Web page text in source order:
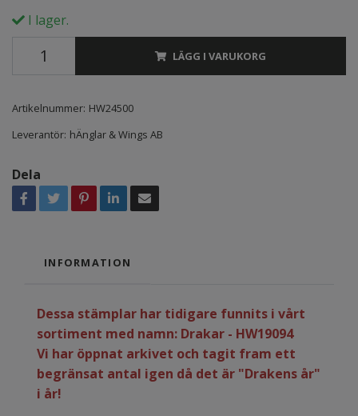
I lager.
LÄGG I VARUKORG
Artikelnummer: HW24500
Leverantör: hÄnglar & Wings AB
Dela
INFORMATION
Dessa stämplar har tidigare funnits i vårt
sortiment med namn: Drakar - HW19094
Vi har öppnat arkivet och tagit fram ett
begränsat antal igen då det är "Drakens år"
i år!